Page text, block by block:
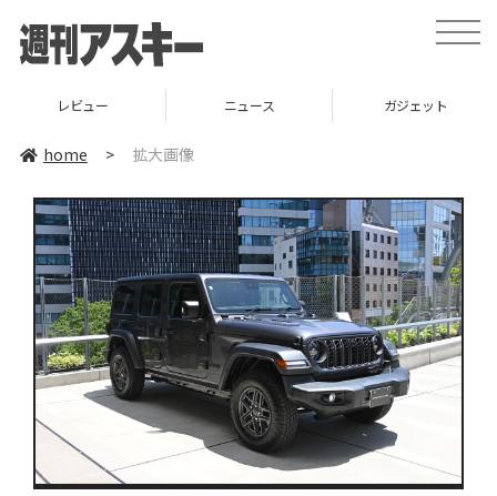
toggle
レビュー ニュース ガジェット
home > 拡大画像